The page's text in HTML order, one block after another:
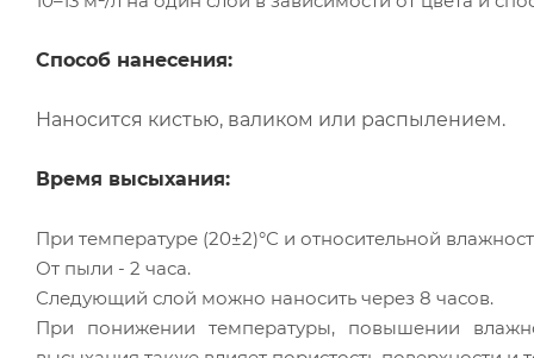
Способ нанесения:
Наносится кистью, валиком или распылением.
Время высыхания:
При температуре (20±2)°С и относительной
От пыли - 2 часа.
Следующий слой можно наносить через 8 часов.
При понижении температуры, повышении